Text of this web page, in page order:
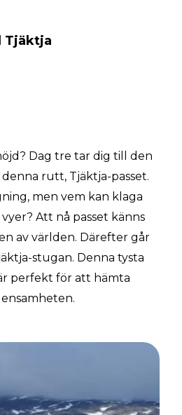
Tjäktja
Dag tre tar dig till den
rutt, Tjäktja-passet.
men vem kan klaga
Att nå passet känns
av världen. Därefter går
stugan. Denna tysta
perfekt för att hämta